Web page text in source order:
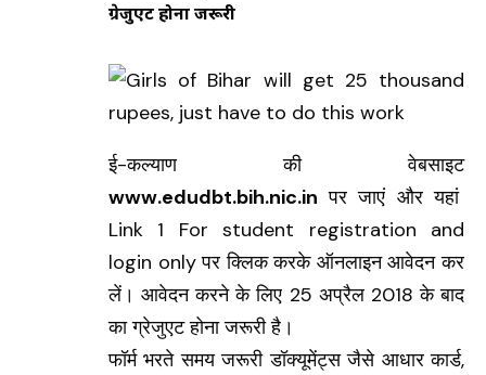
ग्रेजुएट होना जरूरी
ई-कल्याण की वेबसाइट
www.edudbt.bih.nic.in पर जाएं और यहां
Link 1 For student registration and
login only पर क्लिक करके ऑनलाइन आवेदन कर
लें। आवेदन करने के लिए 25 अप्रैल 2018 के बाद
का ग्रेजुएट होना जरूरी है।
फॉर्म भरते समय जरूरी डॉक्यूमेंट्स जैसे आधार कार्ड,